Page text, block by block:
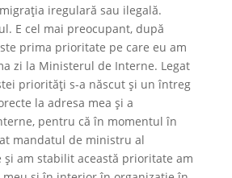
iregulară sau ilegală.
E cel mai preocupant, după
prima prioritate pe care eu am
zi la Ministerul de Interne. Legat
priorități s-a născut și un întreg
la adresa mea și a
pentru că în momentul în
mandatul de ministru al
am stabilit această prioritate am